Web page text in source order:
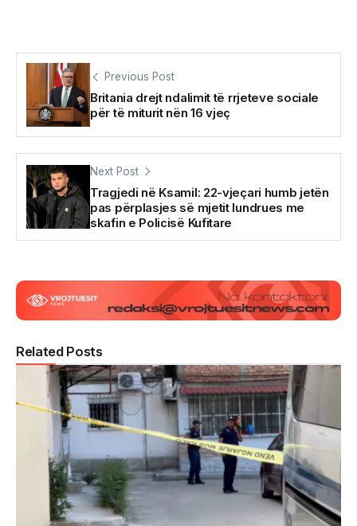
Previous Post
Britania drejt ndalimit të rrjeteve sociale
për të miturit nën 16 vjeç
Next Post
Tragjedi në Ksamil: 22-vjeçari humb jetën
pas përplasjes së mjetit lundrues me
skafin e Policisë Kufitare
Related Posts